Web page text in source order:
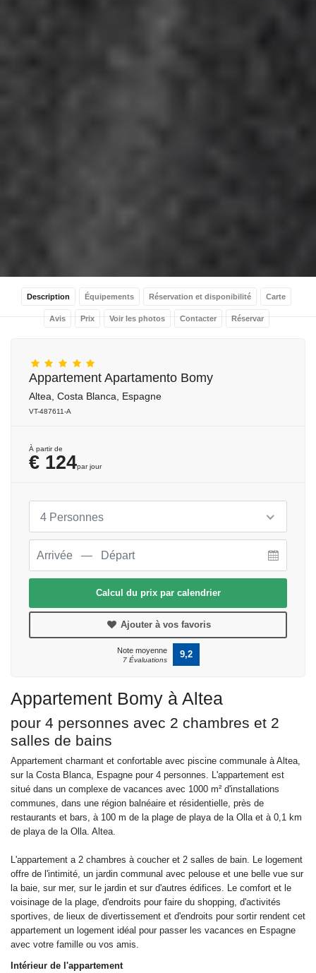
Description Équipements Réservation et disponibilité Carte
Avis Prix Voir les photos Contacter Réservar
Appartement Bomy à Altea
pour 4 personnes avec 2 chambres et 2
salles de bains
Appartement charmant et confortable avec piscine communale à Altea,
sur la Costa Blanca, Espagne pour 4 personnes. L'appartement est
situé dans un complexe de vacances avec 1000 m² d'installations
communes, dans une région balnéaire et résidentielle, près de
restaurants et bars, à 100 m de la plage de playa de la Olla et à 0,1 km
de playa de la Olla. Altea.
L'appartement a 2 chambres à coucher et 2 salles de bain. Le logement
offre de l'intimité, un jardin communal avec pelouse et une belle vue sur
la baie, sur mer, sur le jardin et sur d'autres édifices. Le comfort et le
voisinage de la plage, d'endroits pour faire du shopping, d'activités
sportives, de lieux de divertissement et d'endroits pour sortir rendent cet
appartement un logement idéal pour passer les vacances en Espagne
avec votre famille ou vos amis.
Intérieur de l'appartement
Appartement Apartamento Bomy
Altea, Costa Blanca, Espagne
VT-487611-A
À partir de
€ 124par jour
4 Personnes
Calcul du prix par calendrier
Ajouter à vos favoris
Note moyenne
7 Évaluations
9,2